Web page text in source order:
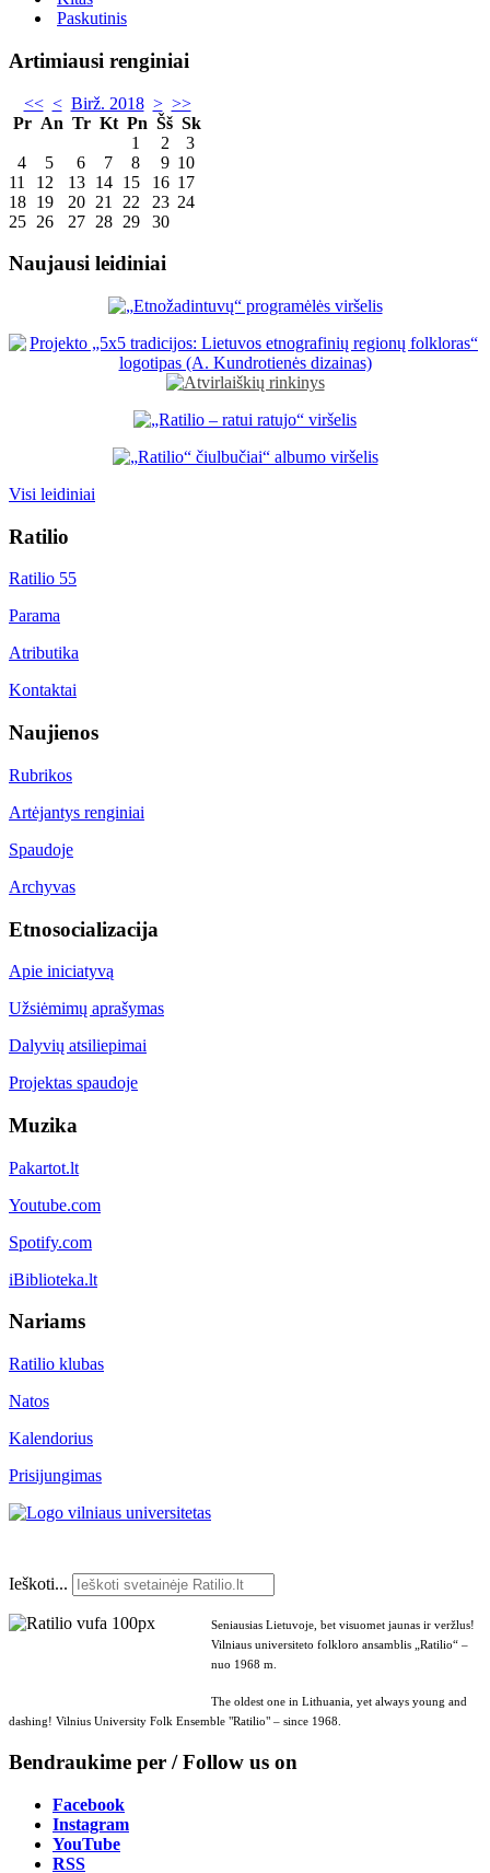
Paskutinis
Artimiausi renginiai
<< < Birž. 2018 > >>
Pr An Tr Kt Pn Šš Sk
1
2
3
4
5 6 7 8 9 10
11
12 13 14 15 16 17
18 19 20 21 22 23 24
25 26 27 28 29 30
Naujausi leidiniai
Visi leidiniai
Ratilio
Ratilio 55
Parama
Atributika
Kontaktai
Naujienos
Rubrikos
Artėjantys renginiai
Spaudoje
Archyvas
Etnosocializacija
Apie iniciatyvą
Užsiėmimų aprašymas
Dalyvių atsiliepimai
Projektas spaudoje
Muzika
Pakartot.lt
Youtube.com
Spotify.com
iBiblioteka.lt
Nariams
Ratilio klubas
Natos
Kalendorius
Prisijungimas
Ieškoti...
Seniausias Lietuvoje, bet visuomet jaunas ir veržlus!
Vilniaus universiteto folkloro ansamblis „Ratilio“ –
nuo 1968 m.
The oldest one in Lithuania, yet always young and
dashing! Vilnius University Folk Ensemble "Ratilio" – since 1968.
Bendraukime per / Follow us on
Facebook
Instagram
YouTube
RSS